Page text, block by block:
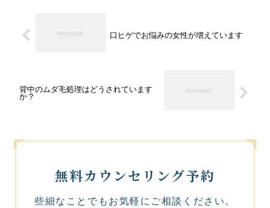
口ヒゲでお悩みの女性が増えています
背中のムダ毛処理はどうされています
か？
無料カウンセリング予約
些細なことでもお気軽にご相談ください。